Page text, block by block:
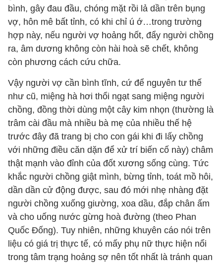
bình, gây đau đầu, chóng mặt rồi lả dần trên bụng
vợ, hôn mê bất tỉnh, có khi chỉ ú ớ…trong trường
hợp này, nếu người vợ hoảng hốt, đẩy người chồng
ra, âm dương không còn hài hoà sẽ chết, không
còn phương cách cứu chữa.
Vậy người vợ cần bình tĩnh, cứ để nguyên tư thế
như cũ, miệng hà hơi thổi ngạt sang miệng người
chồng, đồng thời dùng một cây kim nhọn (thường là
trâm cài đầu mà nhiều bà mẹ của nhiều thế hệ
trước đây đã trang bị cho con gái khi đi lấy chồng
với những điều căn dặn để xử trí biến cố này) châm
thật mạnh vào đỉnh của đốt xương sống cùng. Tức
khắc người chồng giật mình, bừng tỉnh, toát mồ hôi,
dần dần cử động được, sau đó mới nhẹ nhàng đặt
người chồng xuống giường, xoa dầu, đắp chân ấm
và cho uống nước gừng hoà đường (theo Phan
Quốc Đống). Tuy nhiên, những khuyên cáo nói trên
liệu có giá trị thực tế, có mấy phụ nữ thực hiện nổi
trong tâm trạng hoảng sợ nên tốt nhất là tránh quan